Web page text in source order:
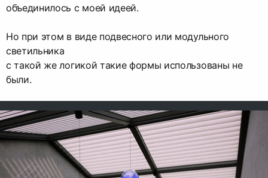
объединилось с моей идеей.
Но при этом в виде подвесного или модульного
светильника
с такой же логикой такие формы использованы не
были.